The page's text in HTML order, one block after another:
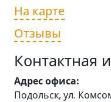
На карте
Отзывы
Контактная
Адрес офиса:
Подольск, ул.